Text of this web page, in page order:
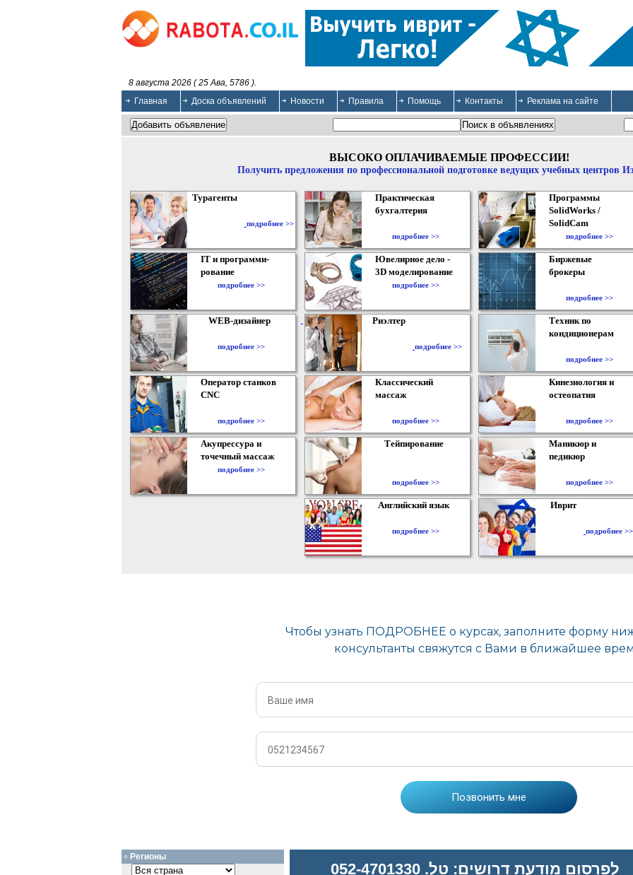
8 августа 2026 ( 25 Ава, 5786 ).
Главная
Доска объявлений Новости Правила Помощь Контакты Реклама на сайте
ВЫСОКО ОПЛАЧИВАЕМЫЕ ПРОФЕССИИ!
Получить предложения по профессиональной подготовке ведущих учебных центров
Турагенты
подробнее >>
Практическая
бухгалтерия
подробнее >>
Программы
SolidWorks /
SolidCam
подробнее >>
IT и программи-
рование
подробнее >>
Ювелирное дело -
3D моделирование
подробнее >>
Биржевые
брокеры
подробнее >>
WEB-дизайнер
подробнее >>
Риэлтер
подробнее >>
Техник по
кондиционерам
подробнее >>
Оператор станков
CNC
подробнее >>
Классический
массаж
подробнее >>
Кинезиология и
остеопатия
подробнее >>
Акупрессура и
точечный массаж
подробнее >>
Тейпирование
подробнее >>
Маникюр и
педикюр
подробнее >>
Английский язык
подробнее >>
Иврит
подробнее >>
לפרסום מודעת דרושים: טל. 052-4701330
Регионы